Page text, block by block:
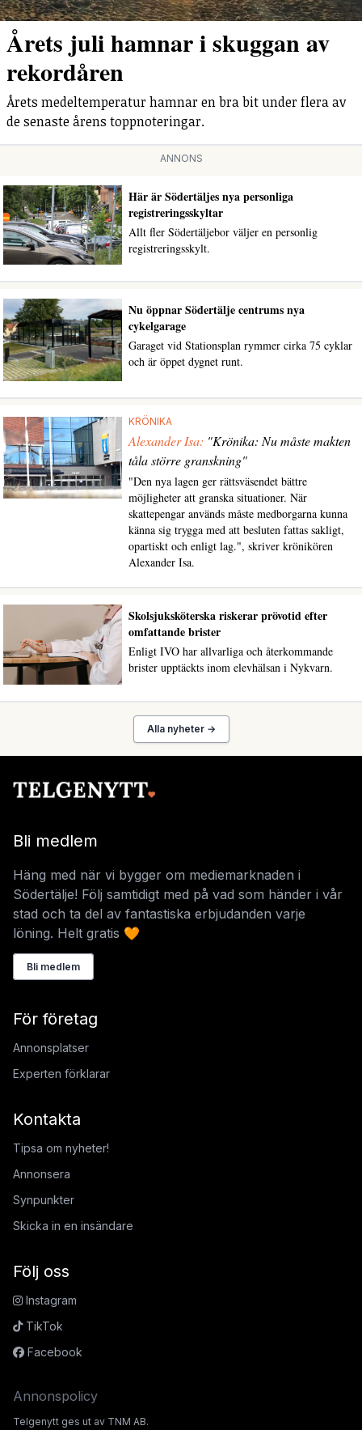
Årets juli hamnar i skuggan av
rekordåren
Årets medeltemperatur hamnar en bra bit under flera av
de senaste årens toppnoteringar.
ANNONS
Här är Södertäljes nya personliga
registreringsskyltar
Allt fler Södertäljebor väljer en personlig
registreringsskylt.
Nu öppnar Södertälje centrums nya
cykelgarage
Garaget vid Stationsplan rymmer cirka 75 cyklar
och är öppet dygnet runt.
KRÖNIKA
Alexander Isa: "Krönika: Nu måste makten
tåla större granskning"
"Den nya lagen ger rättsväsendet bättre
möjligheter att granska situationer. När
skattepengar används måste medborgarna kunna
känna sig trygga med att besluten fattas sakligt,
opartiskt och enligt lag.", skriver krönikören
Alexander Isa.
Skolsjuksköterska riskerar prövotid efter
omfattande brister
Enligt IVO har allvarliga och återkommande
brister upptäckts inom elevhälsan i Nykvarn.
Alla nyheter →
Bli medlem
Häng med när vi bygger om mediemarknaden i
Södertälje! Följ samtidigt med på vad som händer i vår
stad och ta del av fantastiska erbjudanden varje
löning. Helt gratis 🧡
Bli medlem
För företag
Annonsplatser
Experten förklarar
Kontakta
Tipsa om nyheter!
Annonsera
Synpunkter
Skicka in en insändare
Följ oss
Instagram
TikTok
Facebook
Annonspolicy
Telgenytt ges ut av TNM AB.